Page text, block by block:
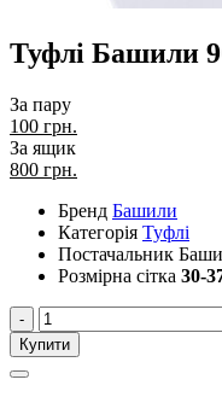
Туфлі Башили
За пару
100 грн.
За ящик
800 грн.
Бренд Башили
Категорія Туфлі
Постачальник
Розмірна сітка 30-
-
Купити